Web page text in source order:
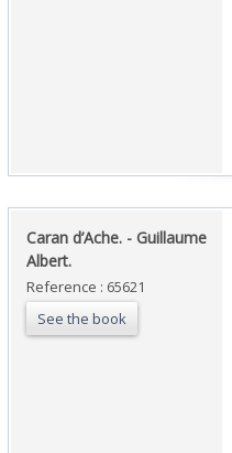
‎Caran d’Ache. - Guillaume
Albert.‎
Reference : 65621
See the book